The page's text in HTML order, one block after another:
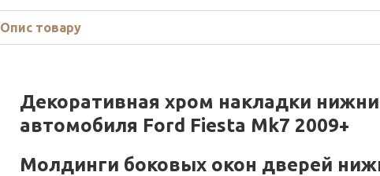
Опис товару
Декоративная хром накладки
автомобиля Ford Fiesta Mk7 2009+
Молдинги боковых окон дверей